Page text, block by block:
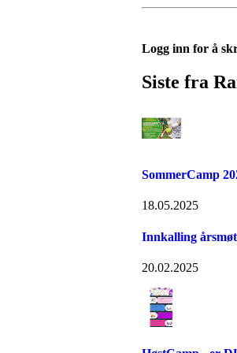
Logg inn for å
Siste fra
SommerCamp
18.05.2025
Innkalling
20.02.2025